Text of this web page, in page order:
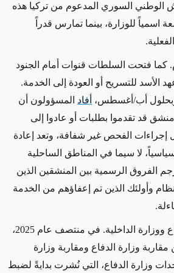
الوطني السوري المدعوم من تركيا هذه
اسمياً للوزارة، بينما تمارس قدراً
.
. كما فتحت السلطات قنوات أمام الجنود
الأسد للتسريح أو العودة إلى الخدمة.
أب/أغسطس، أفاد المسؤولون أن
قد تقدموا بطلبات أو عادوا إلى
إجراءات الفحص غير شفافة، وتعد إعادة
لا سيما في المناطق الساحلية
الفروق الرسمية بين المنشقين الذين
وأولئك الذين تم إعفاؤهم من الخدمة
.
الانقسام بين وزارة الدفاع ووزارة الداخلية. في منتصف عام 2025،
وزارة الدفاع ومقاربة وزارة
وزارة الدفاع، التي نُشرت بدايةً لضبط